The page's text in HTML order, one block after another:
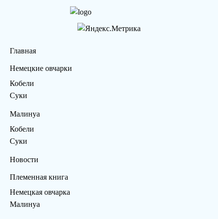
Главная
Немецкие овчарки
Кобели
Суки
Малинуа
Кобели
Суки
Новости
Племенная книга
Немецкая овчарка
Малинуа